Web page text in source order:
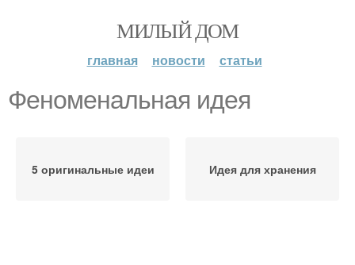
МИЛЫЙ ДОМ
главная новости статьи
Феноменальная идея
5 оригинальные идеи Идея для хранения